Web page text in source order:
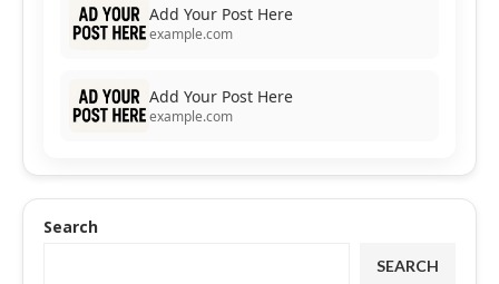
Add Your Post Here
example.com
Add Your Post Here
example.com
Search
SEARCH